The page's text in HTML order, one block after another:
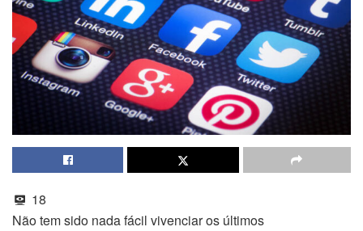
18
Não tem sido nada fácil vivenciar os últimos